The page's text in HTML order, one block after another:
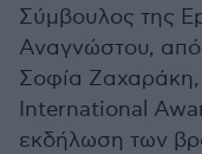
Σύμβουλος της
Αναγνώστου,
Σοφία
International
εκδήλωση των